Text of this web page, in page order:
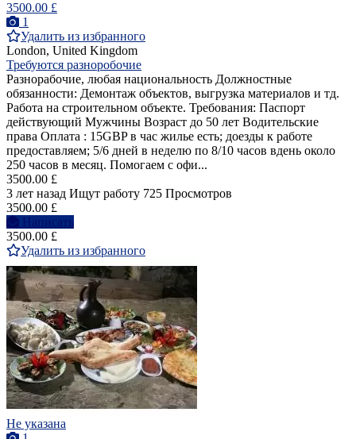
3500.00 £
1
Удалить из избранного
London, United Kingdom
Требуются разноробочие
Разнорабочие, любая национальность Должностные
обязанности: Демонтаж объектов, выгрузка материалов и тд.
Работа на строительном объекте. Требования: Паспорт
действующий Мужчины Возраст до 50 лет Водительские
права Оплата : ️15GBP в час ️жилье есть; ️доезды к работе
предоставляем; ️5/6 дней в неделю по 8/10 часов вдень ️около
250 часов в месяц. Помогаем с офи...
3500.00 £
3 лет назад Ищут работу 725 Просмотров
3500.00 £
Написать
3500.00 £
Удалить из избранного
Не указана